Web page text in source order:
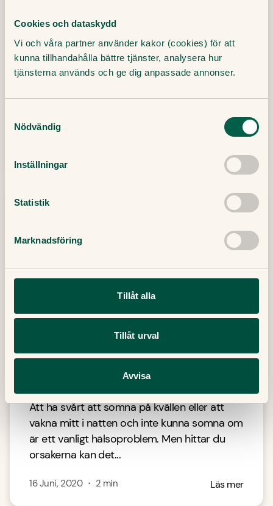
Cookies och dataskydd
Vi och våra partner använder kakor (cookies) för att
kunna tillhandahålla bättre tjänster, analysera hur
tjänsterna används och ge dig anpassade annonser.
Nödvändig
Inställningar
Statistik
Marknadsföring
Tillåt alla
Tillåt urval
Avvisa
Att känna ånger kan både vara
skadligt – och ge positiva
hälsoeffekter
överläkare i psykiatri.
Att ha svårt att somna på kvällen eller att
vakna mitt i natten och inte kunna somna om
är ett vanligt hälsoproblem. Men hittar du
orsakerna kan det...
16 Juni, 2020・ 2 min Läs mer